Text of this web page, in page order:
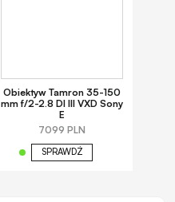
Obiektyw Tamron 35-150
mm f/2-2.8 DI III VXD Sony
E
7099 PLN
SPRAWDŹ